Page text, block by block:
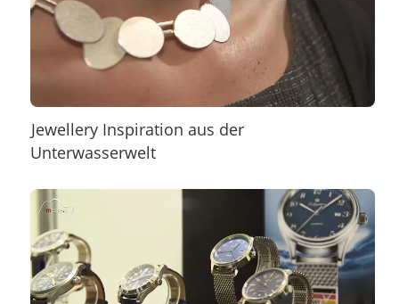
Jewellery Inspiration aus der
Unterwasserwelt